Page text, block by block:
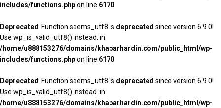
includes/functions.phpon line 6170
Deprecated: Function seems_utf8 is deprecated since version 6.9.0!
Use wp_is_valid_utf8() instead. in
/home/u888153276/domains/khabarhardin.com/public_html/wp-
includes/functions.phpon line 6170
Deprecated: Function seems_utf8 is deprecated since version 6.9.0!
Use wp_is_valid_utf8() instead. in
/home/u888153276/domains/khabarhardin.com/public_html/wp-